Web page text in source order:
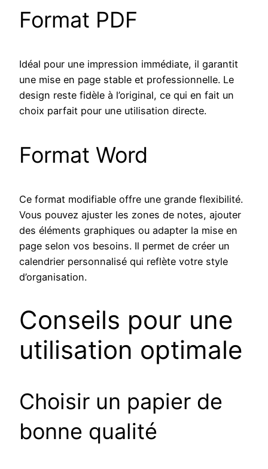
Format PDF
Idéal pour une impression immédiate, il garantit
une mise en page stable et professionnelle. Le
design reste fidèle à l’original, ce qui en fait un
choix parfait pour une utilisation directe.
Format Word
Ce format modifiable offre une grande flexibilité.
Vous pouvez ajuster les zones de notes, ajouter
des éléments graphiques ou adapter la mise en
page selon vos besoins. Il permet de créer un
calendrier personnalisé qui reflète votre style
d’organisation.
Conseils pour une
utilisation optimale
Choisir un papier de
bonne qualité